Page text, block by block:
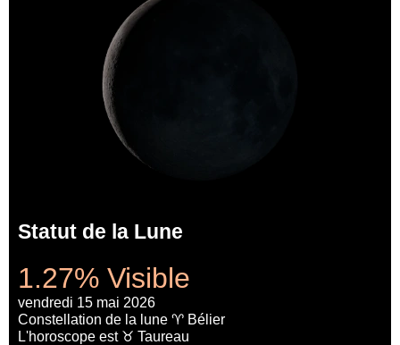
Statut de la Lune
1.27% Visible
vendredi 15 mai 2026
Constellation de la lune ♈ Bélier
L'horoscope est ♉ Taureau